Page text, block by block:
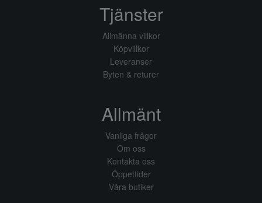
Tjänster
Allmänna villkor
Köpvillkor
Leveranser
Byten & returer
Allmänt
Vanliga frågor
Om oss
Kontakta oss
Öppettider
Våra butiker